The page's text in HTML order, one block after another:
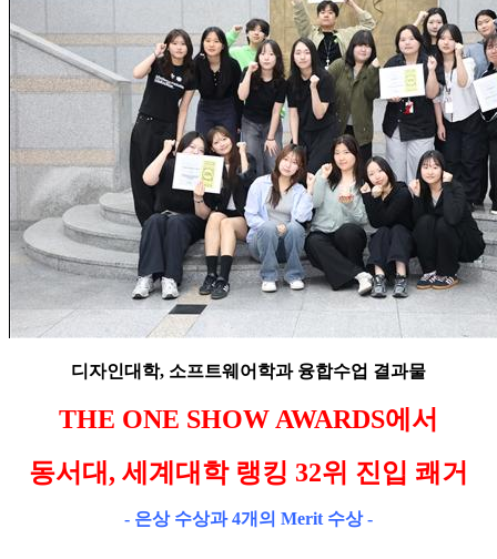
디자인대학, 소프트웨어학과 융합수업 결과물
THE ONE SHOW AWARDS에서
동서대 , 세계대학 랭킹 32위 진입 쾌거
- 은상 수상과4개의 Merit 수상-